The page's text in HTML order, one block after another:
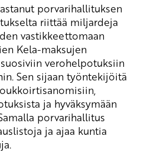
porvarihallituksen
riittää miljardeja
vastikkeettomaan
Kela-maksujen
verohelpotuksiin
Sen sijaan työntekijöitä
ja hyväksymään
porvarihallitus
ja ajaa kuntia